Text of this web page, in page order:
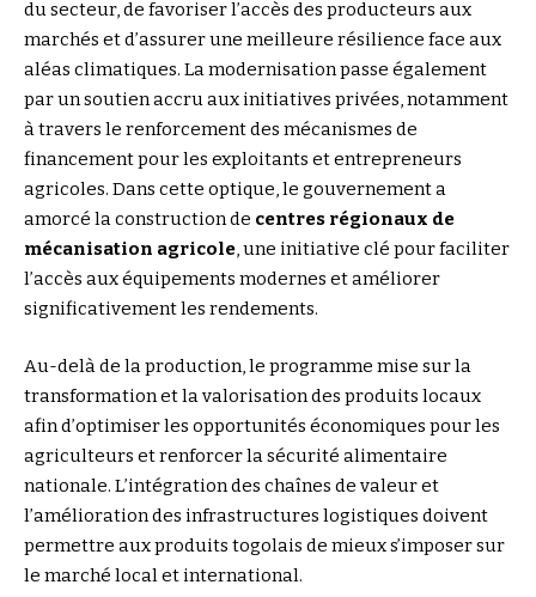
du secteur, de favoriser l’accès des producteurs aux
marchés et d’assurer une meilleure résilience face aux
aléas climatiques. La modernisation passe également
par un soutien accru aux initiatives privées, notamment
à travers le renforcement des mécanismes de
financement pour les exploitants et entrepreneurs
agricoles. Dans cette optique, le gouvernement a
amorcé la construction de centres régionaux de
mécanisation agricole, une initiative clé pour faciliter
l’accès aux équipements modernes et améliorer
significativement les rendements.
Au-delà de la production, le programme mise sur la
transformation et la valorisation des produits locaux
afin d’optimiser les opportunités économiques pour les
agriculteurs et renforcer la sécurité alimentaire
nationale. L’intégration des chaînes de valeur et
l’amélioration des infrastructures logistiques doivent
permettre aux produits togolais de mieux s’imposer sur
le marché local et international.